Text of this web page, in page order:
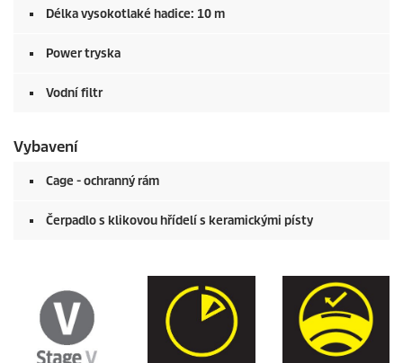
Délka vysokotlaké hadice: 10 m
Power tryska
Vodní filtr
Vybavení
Cage - ochranný rám
Čerpadlo s klikovou hřídelí s keramickými písty